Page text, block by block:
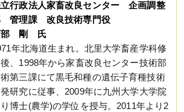
行政法人家畜改良センター 企画調整
管理課 改良技術専門役
部 剛 氏
年北海道生まれ。北里大学畜産学科修
、1998年から家畜改良センター技術部
第三課にて黒毛和種の遺伝子育種技術
発研究に従事、2009年に九州大学大学院
り博士(農学)の学位を授与。2011年より2